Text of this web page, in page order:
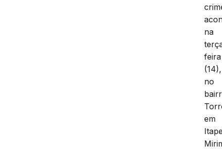
na
feira
(14),
no
em